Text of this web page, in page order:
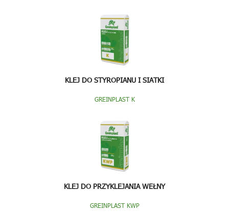
KLEJ DO STYROPIANU I SIATKI
GREINPLAST K
KLEJ DO PRZYKLEJANIA WEŁNY
GREINPLAST KWP